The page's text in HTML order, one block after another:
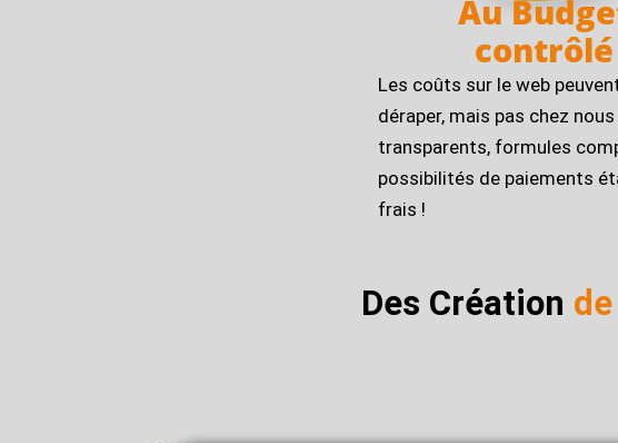
Au
contrôlé
Les coûts sur le web
déraper, mais pas chez
transparents, formules
possibilités de paiements
frais !
Des Création